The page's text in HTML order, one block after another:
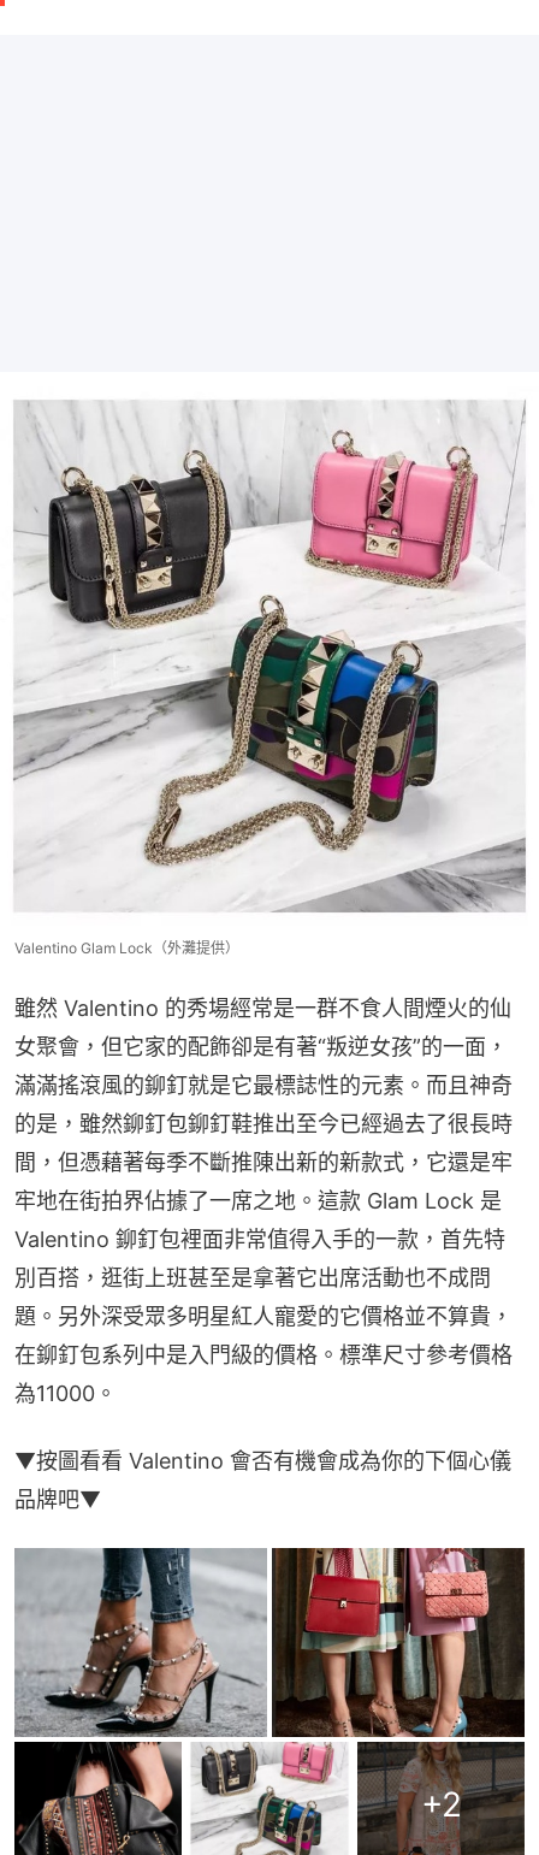
Valentino Glam Lock（外灘提供）
雖然 Valentino 的秀場經常是一群不食人間煙火的仙
女聚會，但它家的配飾卻是有著“叛逆女孩”的一面，
滿滿搖滾風的鉚釘就是它最標誌性的元素。而且神奇
的是，雖然鉚釘包鉚釘鞋推出至今已經過去了很長時
間，但憑藉著每季不斷推陳出新的新款式，它還是牢
牢地在街拍界佔據了一席之地。這款 Glam Lock 是
Valentino 鉚釘包裡面非常值得入手的一款，首先特
別百搭，逛街上班甚至是拿著它出席活動也不成問
題。另外深受眾多明星紅人寵愛的它價格並不算貴，
在鉚釘包系列中是入門級的價格。標準尺寸參考價格
為11000。
▼按圖看看 Valentino 會否有機會成為你的下個心儀
品牌吧▼
+2